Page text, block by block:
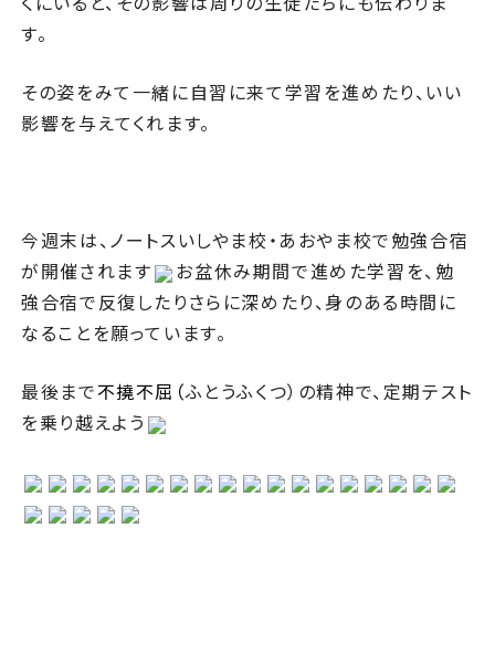
す。
その姿をみて一緒に自習に来て学習を進めたり、いい
影響を与えてくれます。
今週末は、ノートスいしやま校・あおやま校で勉強合宿
が開催されます
お盆休み期間で進めた学習を、勉
強合宿で反復したりさらに深めたり、身のある時間に
なることを願っています。
最後まで不撓不屈（ふとうふくつ）の精神で、定期テスト
を乗り越えよう